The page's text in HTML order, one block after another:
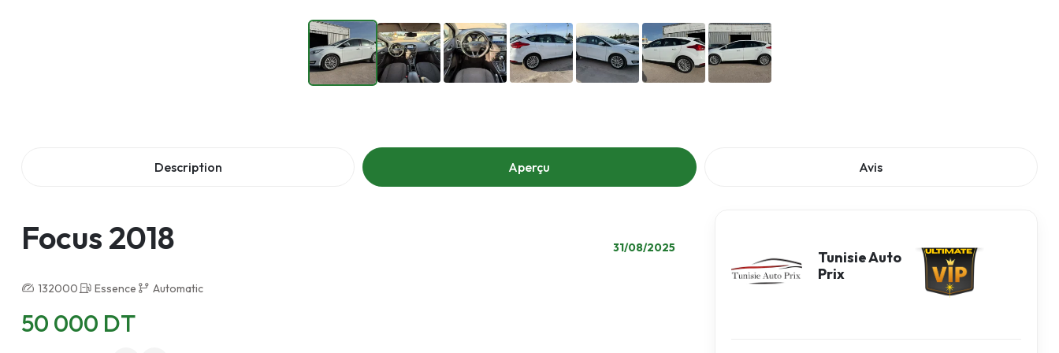
Description Aperçu Avis
Focus 2018 31/08/2025
132000 Essence Automatic
50 000 DT
Tunisie Auto
Prix